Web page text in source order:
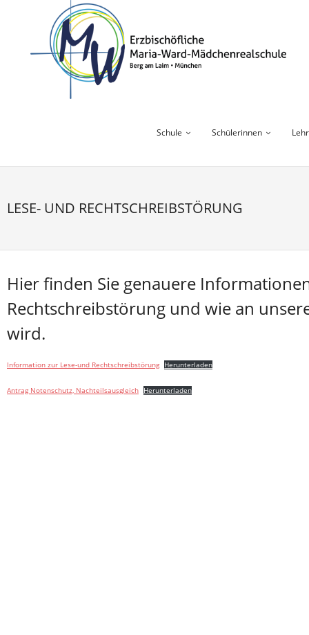
Schule Schülerinnen
LESE- UND RECHTSCHREIBSTÖRUNG
Hier finden Sie genauere
Rechtschreibstörung und wie an
wird.
Information zur Lese-und Rechtschreibstörung Herunterladen
Antrag Notenschutz, Nachteilsausgleich Herunterladen